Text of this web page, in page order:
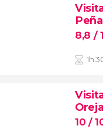
8,8 /
1h
Oreja
10 /